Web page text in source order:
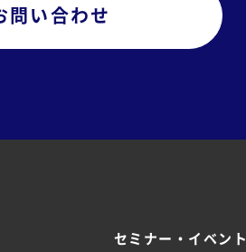
問い合わせ
セミナー・イベント